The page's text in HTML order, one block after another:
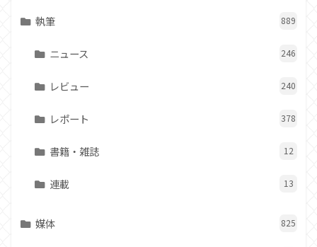
執筆 889
ニュース 246
レビュー 240
レポート 378
書籍・雑誌 12
連載 13
媒体 825